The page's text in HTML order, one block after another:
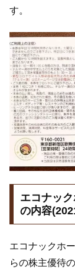
す。
エコナッ
の内容
エコナックホ
らの株主優待